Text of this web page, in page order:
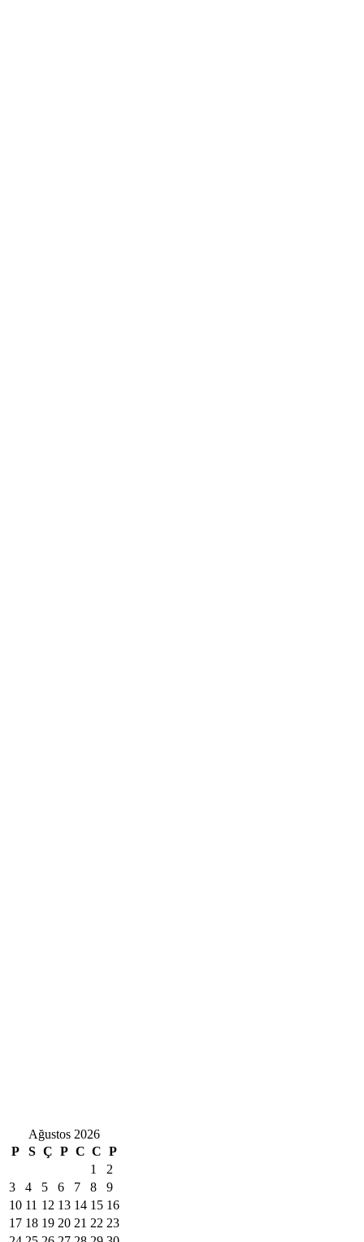
Ağustos 2026
P
S Ç P C C P
1
2
3
4 5 6 7 8
9
10 11 12 13 14 15 16
17 18 19 20 21 22 23